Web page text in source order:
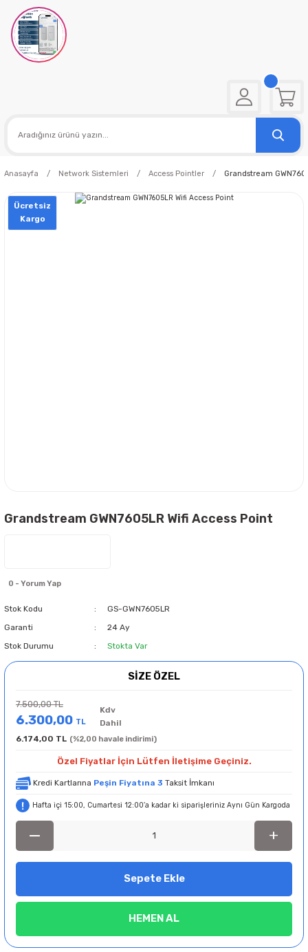
Anasayfa Network Sistemleri Access Pointler Grandstream
Ücretsiz
Kargo
Grandstream GWN7605LR Wifi Access Point
0 - Yorum Yap
Stok Kodu
GS-GWN7605LR
Garanti
24 Ay
Stok Durumu
Stokta Var
SİZE ÖZEL
7.500,00 TL
6.300,00 TL
Kdv
Dahil
6.174,00 TL (%2,00 havale indirimi)
Özel Fiyatlar İçin Lütfen İletişime Geçiniz.
Kredi Kartlarına Peşin Fiyatına 3 Taksit İmkanı
Hafta içi 15:00, Cumartesi 12:00’a kadar ki siparişleriniz Aynı Gün Kargoda
Sepete Ekle
HEMEN AL